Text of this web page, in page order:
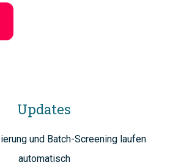
Updates
und Batch-Screening laufen
automatisch